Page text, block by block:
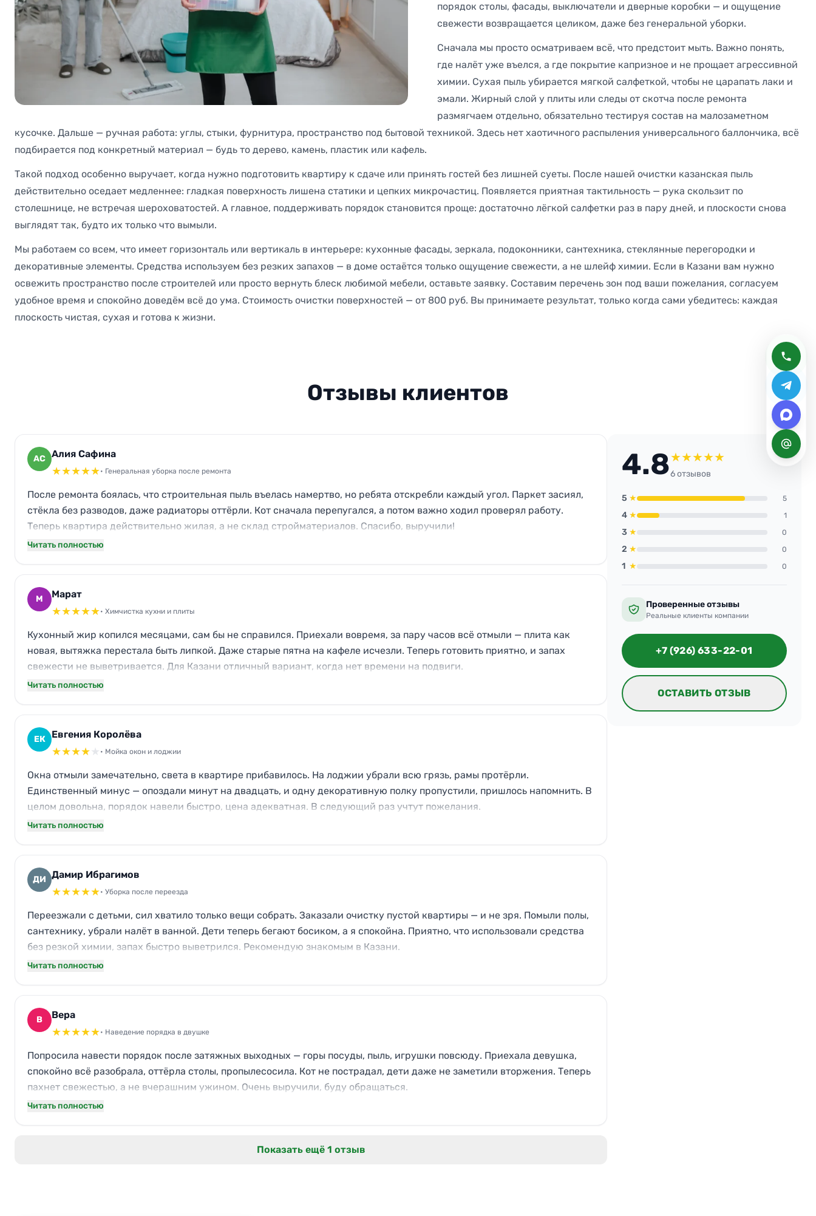
порядок столы, фасады, выключатели и дверные коробки — и ощущение
свежести возвращается целиком, даже без генеральной уборки.
Сначала мы просто осматриваем всё, что предстоит мыть. Важно понять,
где налёт уже въелся, а где покрытие капризное и не прощает агрессивной
химии. Сухая пыль убирается мягкой салфеткой, чтобы не царапать лаки и
эмали. Жирный слой у плиты или следы от скотча после ремонта
размягчаем отдельно, обязательно тестируя состав на малозаметном
кусочке. Дальше — ручная работа: углы, стыки, фурнитура, пространство под бытовой техникой. Здесь нет хаотичного распыления универсального баллончика, всё
подбирается под конкретный материал — будь то дерево, камень, пластик или кафель.
Такой подход особенно выручает, когда нужно подготовить квартиру к сдаче или принять гостей без лишней суеты. После нашей очистки казанская пыль
действительно оседает медленнее: гладкая поверхность лишена статики и цепких микрочастиц. Появляется приятная тактильность — рука скользит по
столешнице, не встречая шероховатостей. А главное, поддерживать порядок становится проще: достаточно лёгкой салфетки раз в пару дней, и плоскости снова
выглядят так, будто их только что вымыли.
Мы работаем со всем, что имеет горизонталь или вертикаль в интерьере: кухонные фасады, зеркала, подоконники, сантехника, стеклянные перегородки и
декоративные элементы. Средства используем без резких запахов — в доме остаётся только ощущение свежести, а не шлейф химии. Если в Казани вам нужно
освежить пространство после строителей или просто вернуть блеск любимой мебели, оставьте заявку. Составим перечень зон под ваши пожелания, согласуем
удобное время и спокойно доведём всё до ума. Стоимость очистки поверхностей — от 800 руб. Вы принимаете результат, только когда сами убедитесь: каждая
плоскость чистая, сухая и готова к жизни.
Отзывы клиентов
АС Алия Сафина
★★★★★• Генеральная уборка после ремонта
После ремонта боялась, что строительная пыль въелась намертво, но ребята отскребли каждый угол. Паркет засиял,
стёкла без разводов, даже радиаторы оттёрли. Кот сначала перепугался, а потом важно ходил проверял работу.
Теперь квартира действительно жилая, а не склад стройматериалов. Спасибо, выручили!
Читать полностью
М Марат
★★★★★• Химчистка кухни и плиты
Кухонный жир копился месяцами, сам бы не справился. Приехали вовремя, за пару часов всё отмыли — плита как
новая, вытяжка перестала быть липкой. Даже старые пятна на кафеле исчезли. Теперь готовить приятно, и запах
свежести не выветривается. Для Казани отличный вариант, когда нет времени на подвиги.
Читать полностью
ЕК Евгения Королёва
★★★★★ • Мойка окон и лоджии
Окна отмыли замечательно, света в квартире прибавилось. На лоджии убрали всю грязь, рамы протёрли.
Единственный минус — опоздали минут на двадцать, и одну декоративную полку пропустили, пришлось напомнить. В
целом довольна, порядок навели быстро, цена адекватная. В следующий раз учтут пожелания.
Читать полностью
ДИ Дамир Ибрагимов
★★★★★• Уборка после переезда
Переезжали с детьми, сил хватило только вещи собрать. Заказали очистку пустой квартиры — и не зря. Помыли полы,
сантехнику, убрали налёт в ванной. Дети теперь бегают босиком, а я спокойна. Приятно, что использовали средства
без резкой химии, запах быстро выветрился. Рекомендую знакомым в Казани.
Читать полностью
В Вера
★★★★★• Наведение порядка в двушке
Попросила навести порядок после затяжных выходных — горы посуды, пыль, игрушки повсюду. Приехала девушка,
спокойно всё разобрала, оттёрла столы, пропылесосила. Кот не пострадал, дети даже не заметили вторжения. Теперь
пахнет свежестью, а не вчерашним ужином. Очень выручили, буду обращаться.
Читать полностью
Показать ещё 1 отзыв
4.8★★★★★
6 отзывов
5 ★ 5
4 ★ 1
3 ★ 0
2 ★ 0
1 ★ 0
Проверенные отзывы
Реальные клиенты компании
+7 (926) 633-22-01
ОСТАВИТЬ ОТЗЫВ